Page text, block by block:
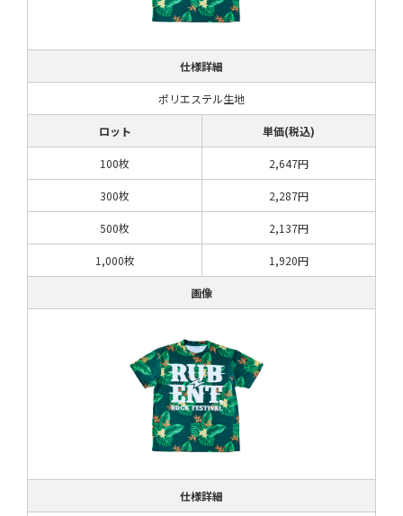
仕様詳細
ポリエステル生地
ロット 単価(税込)
100枚 2,647円
300枚 2,287円
500枚 2,137円
1,000枚 1,920円
画像
仕様詳細